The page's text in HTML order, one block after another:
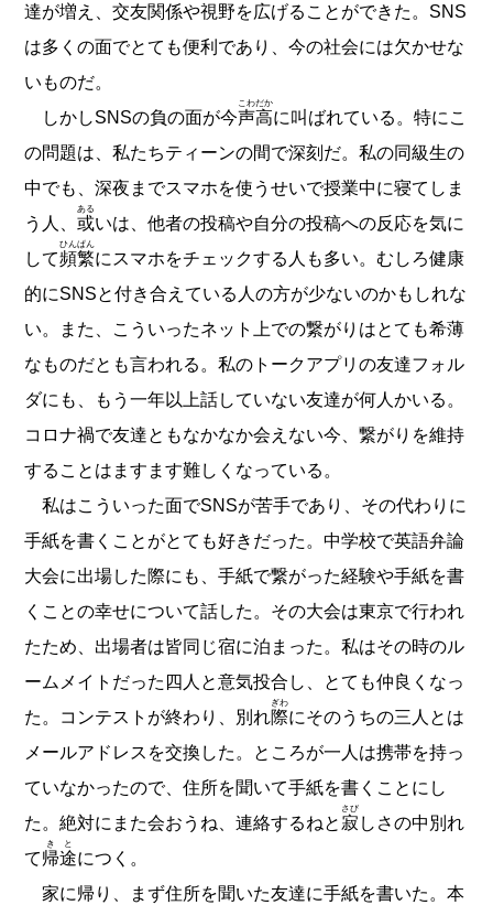
達が増え、交友関係や視野を広げることができた。SNS
は多くの面でとても便利であり、今の社会には欠かせな
いものだ。
しかしSNSの負の面が今声高
こわだか
に叫ばれている。特にこ
の問題は、私たちティーンの間で深刻だ。私の同級生の
中でも、深夜までスマホを使うせいで授業中に寝てしま
う人、或
ある
いは、他者の投稿や自分の投稿への反応を気に
して頻繁
ひんぱん
にスマホをチェックする人も多い。むしろ健康
的にSNSと付き合えている人の方が少ないのかもしれな
い。また、こういったネット上での繋がりはとても希薄
なものだとも言われる。私のトークアプリの友達フォル
ダにも、もう一年以上話していない友達が何人かいる。
コロナ禍で友達ともなかなか会えない今、繋がりを維持
することはますます難しくなっている。
私はこういった面でSNSが苦手であり、その代わりに
手紙を書くことがとても好きだった。中学校で英語弁論
大会に出場した際にも、手紙で繋がった経験や手紙を書
くことの幸せについて話した。その大会は東京で行われ
たため、出場者は皆同じ宿に泊まった。私はその時のル
ームメイトだった四人と意気投合し、とても仲良くなっ
た。コンテストが終わり、別れ際
ぎわ
にそのうちの三人とは
メールアドレスを交換した。ところが一人は携帯を持っ
ていなかったので、住所を聞いて手紙を書くことにし
た。絶対にまた会おうね、連絡するねと 寂
さび
しさの中別れ
て帰途
きと
につく。
家に帰り、まず住所を聞いた友達に手紙を書いた。本